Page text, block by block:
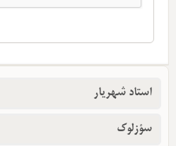
استاد شهریار
سؤزلوک